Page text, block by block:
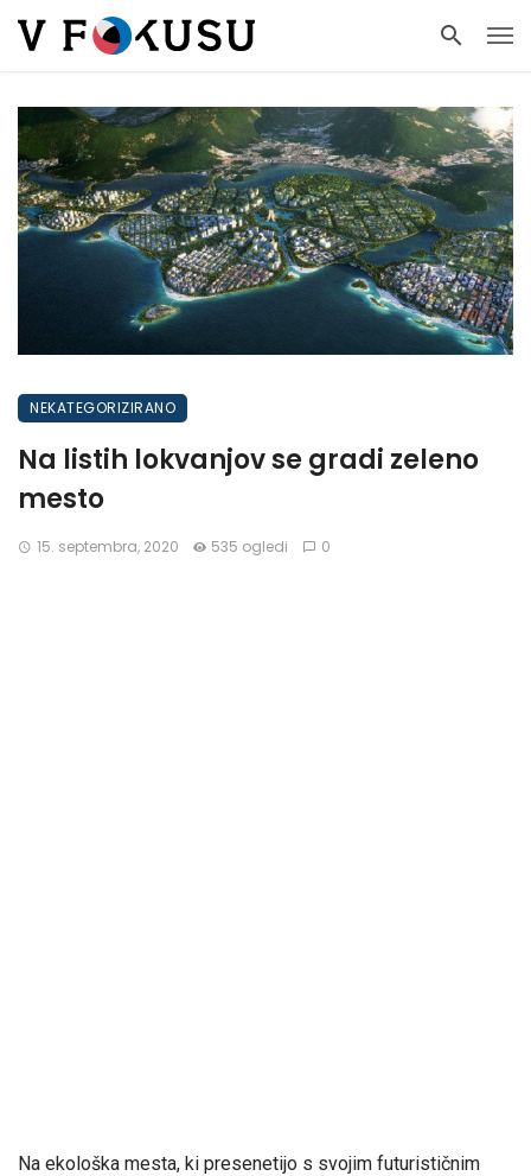
NEKATEGORIZIRANO
Na listih lokvanjov se gradi zeleno
mesto
15. septembra, 2020 535 ogledi 0
Na ekološka mesta, ki presenetijo s svojim futurističnim